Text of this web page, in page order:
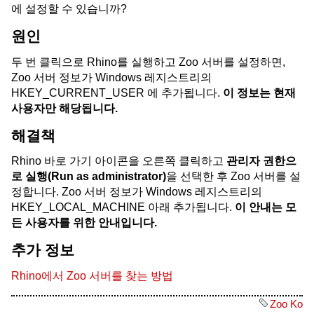
에 설정할 수 있습니까?
원인
두 번 클릭으로 Rhino를 실행하고 Zoo 서버를 설정하면,
Zoo 서버 정보가 Windows 레지스트리의
HKEY_CURRENT_USER 에 추가됩니다. 이 정보는 현재
사용자만 해당됩니다.
해결책
Rhino 바로 가기 아이콘을 오른쪽 클릭하고 관리자 권한으
로 실행(Run as administrator)을 선택한 후 Zoo 서버를 설
정합니다. Zoo 서버 정보가 Windows 레지스트리의
HKEY_LOCAL_MACHINE 아래 추가됩니다. 이 안내는 모
든 사용자를 위한 안내입니다.
추가 정보
Rhino에서 Zoo 서버를 찾는 방법
Zoo Ko